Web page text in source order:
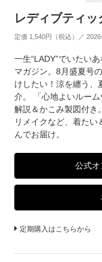
レディブティ
定価 1,540円（税込）／
一生“LADY”でいたい
マガジン。8月盛夏号
けしたい！涼を纏う、
介。 「心地よいルー
解説＆かこみ製図付き
リメイクなど、着たい
んでお届け。
公式オ
定期購入はこちらから